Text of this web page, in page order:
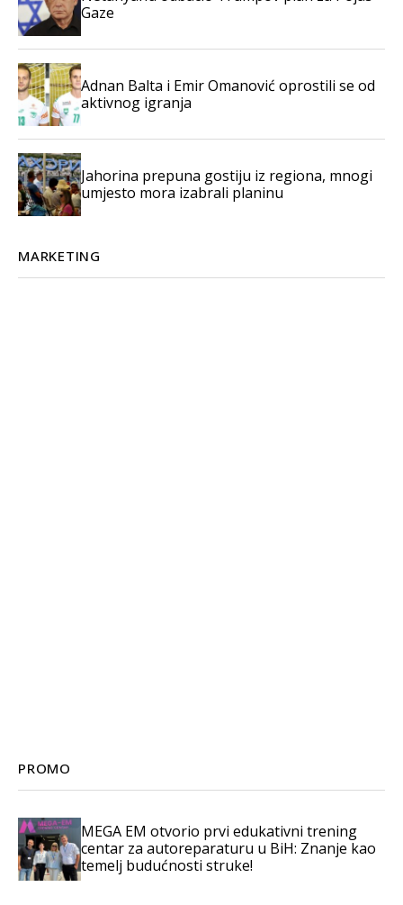
Gaze
Adnan Balta i Emir Omanović oprostili se od
aktivnog igranja
Jahorina prepuna gostiju iz regiona, mnogi
umjesto mora izabrali planinu
MARKETING
PROMO
MEGA EM otvorio prvi edukativni trening
centar za autoreparaturu u BiH: Znanje kao
temelj budućnosti struke!